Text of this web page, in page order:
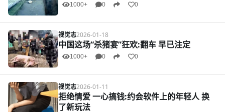
1000+ 0 0
视觉志2026-01-18
中国这场“杀猪宴”狂欢:翻车 早已注定
1000+ 0 0
视觉志2026-01-11
拒绝情爱 一心搞钱:约会软件上的年轻人 换
了新玩法